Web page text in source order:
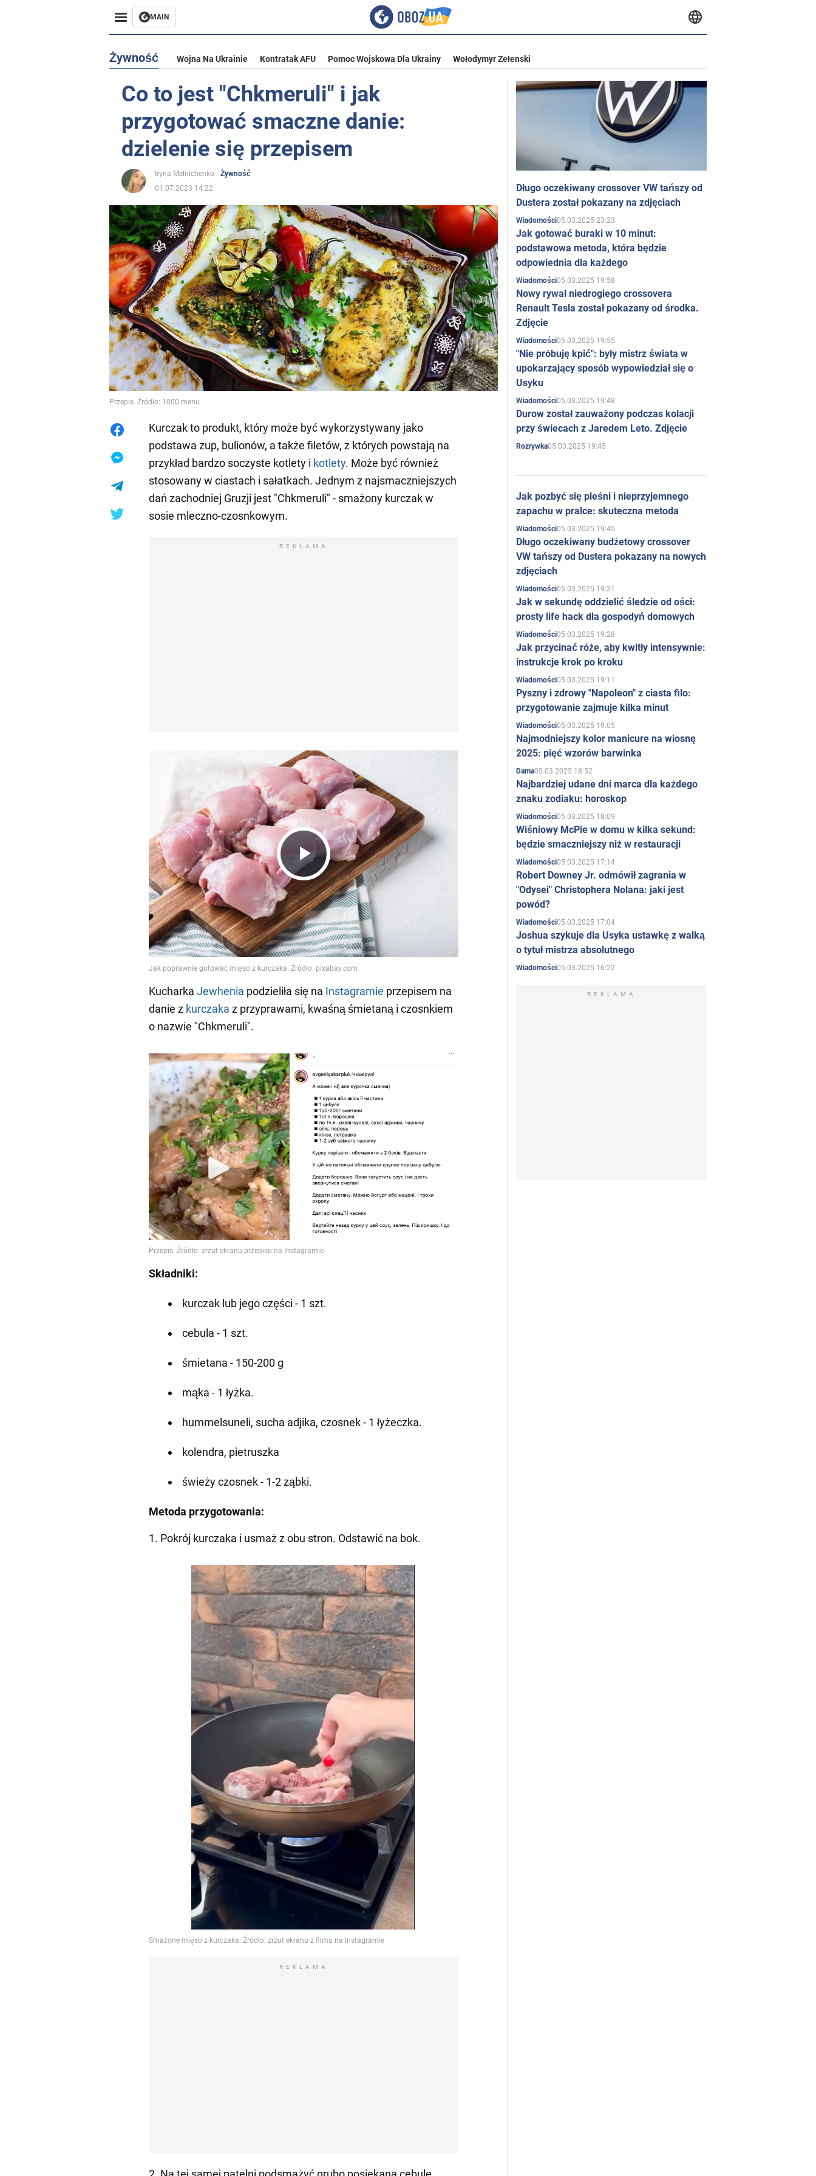
MAIN
Żywność Wojna Na Ukrainie Kontratak AFU Pomoc Wojskowa Dla Ukrainy Wołodymyr Zełenski
Co to jest "Chkmeruli" i jak
przygotować smaczne danie:
dzielenie się przepisem
Iryna Melnichenko
Żywność
01.07.2023 14:22
Przepis. Źródło: 1000.menu
Kurczak to produkt, który może być wykorzystywany jako
podstawa zup, bulionów, a także filetów, z których powstają na
przykład bardzo soczyste kotlety i kotlety. Może być również
stosowany w ciastach i sałatkach. Jednym z najsmaczniejszych
dań zachodniej Gruzji jest "Chkmeruli" - smażony kurczak w
sosie mleczno-czosnkowym.
REKLAMA
Play
Video
Kucharka Jewhenia podzieliła się na Instagramie przepisem na
danie z kurczaka z przyprawami, kwaśną śmietaną i czosnkiem
o nazwie "Chkmeruli".
Składniki:
kurczak lub jego części - 1 szt.
cebula - 1 szt.
śmietana - 150-200 g
mąka - 1 łyżka.
hummelsuneli, sucha adjika, czosnek - 1 łyżeczka.
kolendra, pietruszka
świeży czosnek - 1-2 ząbki.
Metoda przygotowania:
1. Pokrój kurczaka i usmaż z obu stron. Odstawić na bok.
REKLAMA
Długo oczekiwany crossover VW tańszy od
Dustera został pokazany na zdjęciach
Wiadomości05.03.2025 23:23
Jak gotować buraki w 10 minut:
podstawowa metoda, która będzie
odpowiednia dla każdego
Wiadomości05.03.2025 19:58
Nowy rywal niedrogiego crossovera
Renault Tesla został pokazany od środka.
Zdjęcie
Wiadomości05.03.2025 19:55
"Nie próbuję kpić": były mistrz świata w
upokarzający sposób wypowiedział się o
Usyku
Wiadomości05.03.2025 19:48
Durow został zauważony podczas kolacji
przy świecach z Jaredem Leto. Zdjęcie
Rozrywka05.03.2025 19:45
Jak pozbyć się pleśni i nieprzyjemnego
zapachu w pralce: skuteczna metoda
Wiadomości05.03.2025 19:45
Długo oczekiwany budżetowy crossover
VW tańszy od Dustera pokazany na nowych
zdjęciach
Wiadomości05.03.2025 19:31
Jak w sekundę oddzielić śledzie od ości:
prosty life hack dla gospodyń domowych
Wiadomości05.03.2025 19:28
Jak przycinać róże, aby kwitły intensywnie:
instrukcje krok po kroku
Wiadomości05.03.2025 19:11
Pyszny i zdrowy "Napoleon" z ciasta filo:
przygotowanie zajmuje kilka minut
Wiadomości05.03.2025 19:05
Najmodniejszy kolor manicure na wiosnę
2025: pięć wzorów barwinka
Dama05.03.2025 18:52
Najbardziej udane dni marca dla każdego
znaku zodiaku: horoskop
Wiadomości05.03.2025 18:09
Wiśniowy McPie w domu w kilka sekund:
będzie smaczniejszy niż w restauracji
Wiadomości05.03.2025 17:14
Robert Downey Jr. odmówił zagrania w
"Odysei" Christophera Nolana: jaki jest
powód?
Wiadomości05.03.2025 17:04
Joshua szykuje dla Usyka ustawkę z walką
o tytuł mistrza absolutnego
Wiadomości05.03.2025 16:22
REKLAMA